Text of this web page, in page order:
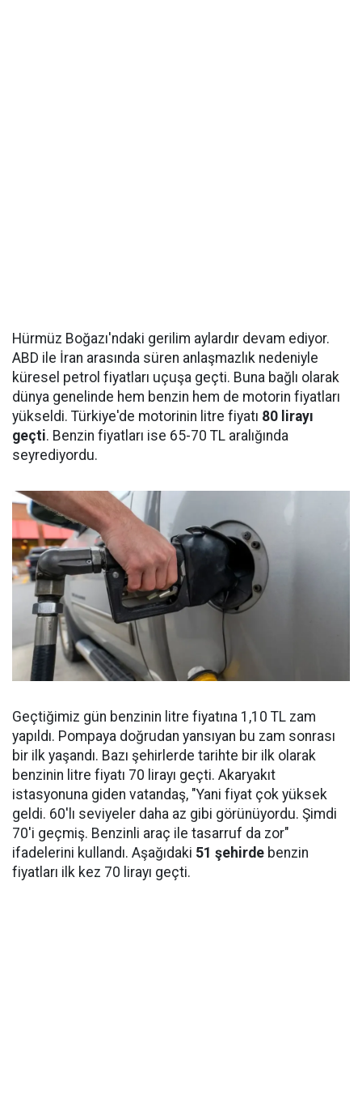
Hürmüz Boğazı'ndaki gerilim aylardır devam ediyor.
ABD ile İran arasında süren anlaşmazlık nedeniyle
küresel petrol fiyatları uçuşa geçti. Buna bağlı olarak
dünya genelinde hem benzin hem de motorin fiyatları
yükseldi. Türkiye'de motorinin litre fiyatı 80 lirayı
geçti. Benzin fiyatları ise 65-70 TL aralığında
seyrediyordu.
Geçtiğimiz gün benzinin litre fiyatına 1,10 TL zam
yapıldı. Pompaya doğrudan yansıyan bu zam sonrası
bir ilk yaşandı. Bazı şehirlerde tarihte bir ilk olarak
benzinin litre fiyatı 70 lirayı geçti. Akaryakıt
istasyonuna giden vatandaş, "Yani fiyat çok yüksek
geldi. 60'lı seviyeler daha az gibi görünüyordu. Şimdi
70'i geçmiş. Benzinli araç ile tasarruf da zor"
ifadelerini kullandı. Aşağıdaki 51 şehirde benzin
fiyatları ilk kez 70 lirayı geçti.